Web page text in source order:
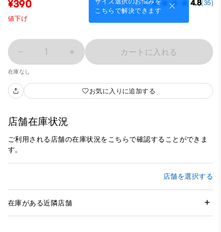
こちらで解決できます
¥390 4.8(35)
値下げ
1 カートに入れる
在庫なし
お気に入りに追加する
店舗在庫状況
ご利用される店舗の在庫状況をこちらで確認することができま
す。
店舗を選択する
在庫がある近隣店舗